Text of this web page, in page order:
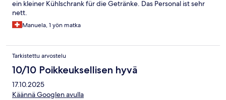
ein kleiner Kühlschrank für die Getränke. Das Personal ist sehr
nett.
Manuela, 1 yön matka
Tarkistettu arvostelu
10/10 Poikkeuksellisen hyvä
17.10.2025
Käännä Googlen avulla